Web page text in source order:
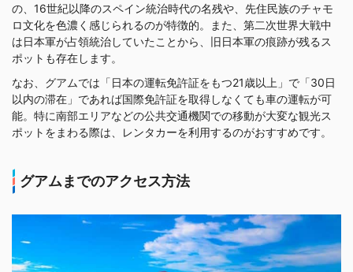
の、16世紀以降のスペイン統治時代の名残や、先住民族のチャモ
ロ文化を色濃く感じられるのが特徴的。また、第二次世界大戦中
は日本軍が占領統治していたことから、旧日本軍の痕跡が残るス
ポットも存在します。
なお、グアムでは「日本の運転免許証をもつ21歳以上」で「30日
以内の滞在」であれば国際免許証を取得しなくても車の運転が可
能。特に南部エリアなどの公共交通機関での移動が大変な観光ス
ポットをまわる際は、レンタカーを利用するのがおすすめです。
グアムまでのアクセス方法